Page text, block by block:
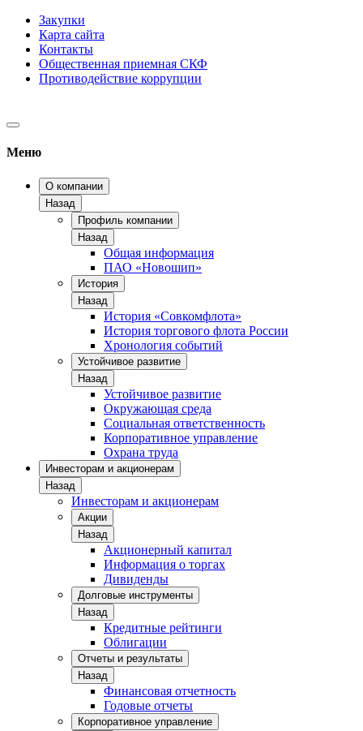
Закупки
Карта сайта
Контакты
Общественная приемная СКФ
Противодействие коррупции
Меню
О компании
Назад
Профиль компании
Назад
Общая информация
ПАО «Новошип»
История
Назад
История «Совкомфлота»
История торгового флота России
Хронология событий
Устойчивое развитие
Назад
Устойчивое развитие
Окружающая среда
Социальная ответственность
Корпоративное управление
Охрана труда
Инвесторам и акционерам
Назад
Инвесторам и акционерам
Акции
Назад
Акционерный капитал
Информация о торгах
Дивиденды
Долговые инструменты
Назад
Кредитные рейтинги
Облигации
Отчеты и результаты
Назад
Финансовая отчетность
Годовые отчеты
Корпоративное управление